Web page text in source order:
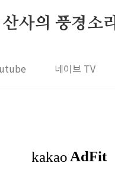
사의 풍경소리
네이브 TV